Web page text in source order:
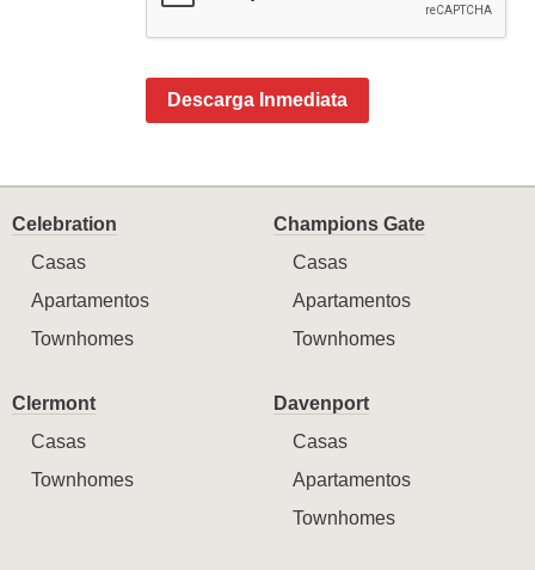
Descarga Inmediata
Celebration
Casas
Apartamentos
Townhomes
Champions Gate
Casas
Apartamentos
Townhomes
Clermont
Casas
Townhomes
Davenport
Casas
Apartamentos
Townhomes